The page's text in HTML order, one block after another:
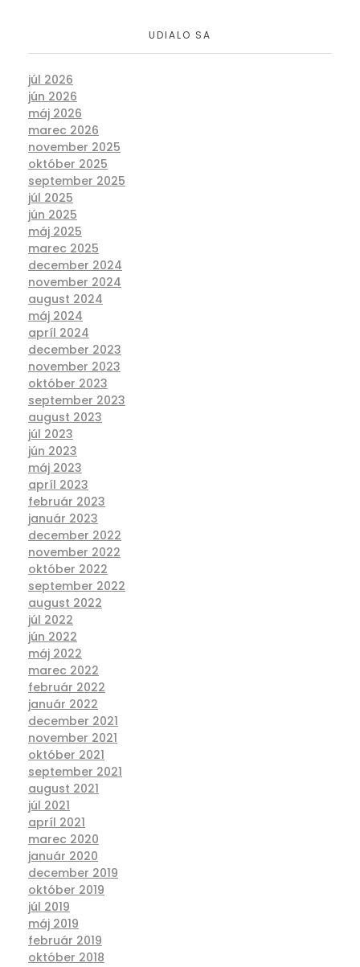
UDIALO SA
júl 2026
jún 2026
máj 2026
marec 2026
november 2025
október 2025
september 2025
júl 2025
jún 2025
máj 2025
marec 2025
december 2024
november 2024
august 2024
máj 2024
apríl 2024
december 2023
november 2023
október 2023
september 2023
august 2023
júl 2023
jún 2023
máj 2023
apríl 2023
február 2023
január 2023
december 2022
november 2022
október 2022
september 2022
august 2022
júl 2022
jún 2022
máj 2022
marec 2022
február 2022
január 2022
december 2021
november 2021
október 2021
september 2021
august 2021
júl 2021
apríl 2021
marec 2020
január 2020
december 2019
október 2019
júl 2019
máj 2019
február 2019
október 2018